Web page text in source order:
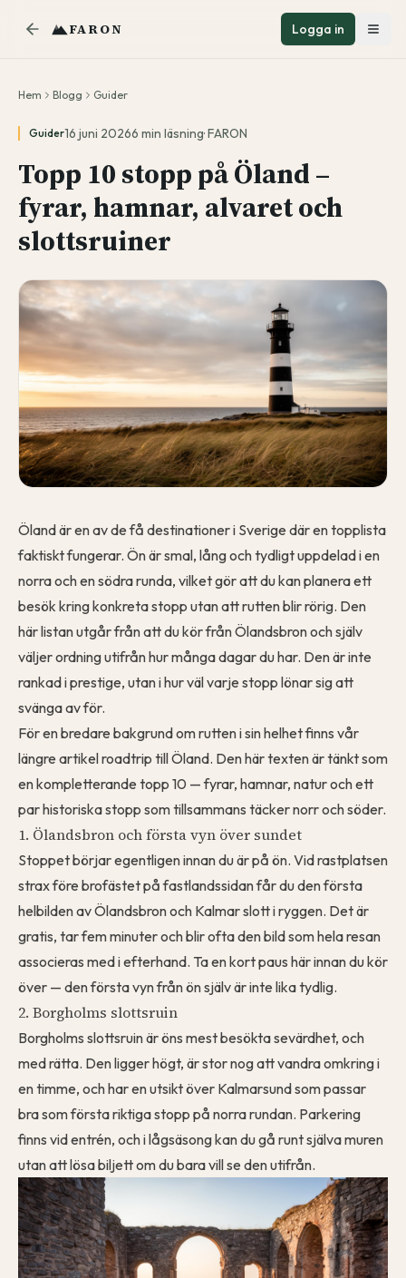
FARON Logga in
Hem Blogg Guider
Guider16 juni 20266 min läsning·FARON
Topp 10 stopp på Öland –
fyrar, hamnar, alvaret och
slottsruiner
Öland är en av de få destinationer i Sverige där en topplista
faktiskt fungerar. Ön är smal, lång och tydligt uppdelad i en
norra och en södra runda, vilket gör att du kan planera ett
besök kring konkreta stopp utan att rutten blir rörig. Den
här listan utgår från att du kör från Ölandsbron och själv
väljer ordning utifrån hur många dagar du har. Den är inte
rankad i prestige, utan i hur väl varje stopp lönar sig att
svänga av för.
För en bredare bakgrund om rutten i sin helhet finns vår
längre artikelroadtrip till Öland. Den här texten är tänkt som
en kompletterande topp 10 — fyrar, hamnar, natur och ett
par historiska stopp som tillsammans täcker norr och söder.
1. Ölandsbron och första vyn över sundet
Stoppet börjar egentligen innan du är på ön. Vid rastplatsen
strax före brofästet på fastlandssidan får du den första
helbilden av Ölandsbron och Kalmar slott i ryggen. Det är
gratis, tar fem minuter och blir ofta den bild som hela resan
associeras med i efterhand. Ta en kort paus här innan du kör
över — den första vyn från ön själv är inte lika tydlig.
2. Borgholms slottsruin
Borgholms slottsruin är öns mest besökta sevärdhet, och
med rätta. Den ligger högt, är stor nog att vandra omkring i
en timme, och har en utsikt över Kalmarsund som passar
bra som första riktiga stopp på norra rundan. Parkering
finns vid entrén, och i lågsäsong kan du gå runt själva muren
utan att lösa biljett om du bara vill se den utifrån.